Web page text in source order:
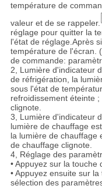
température de
valeur et de se rappeler.
réglage pour quitter la
l'état de réglage.Après
température de l'écran.
de commande:
2, Lumière d'indicateur
de réfrigération, la
sous l'état de
refroidissement éteinte
clignote.
3, Lumière d'indicateur
lumière de chauffage
la lumière de chauffage
de chauffage clignote.
4, Réglage des
• Appuyez sur la
• Appuyez ensuite sur
sélection des